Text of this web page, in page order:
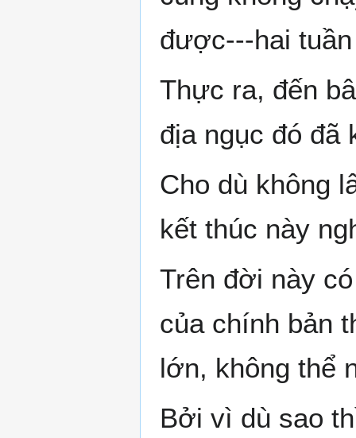
được---hai
Thực ra, đến
địa ngục đó đã
Cho dù không
kết thúc này
Trên đời này
của chính bản
lớn, không thể
Bởi vì dù sao